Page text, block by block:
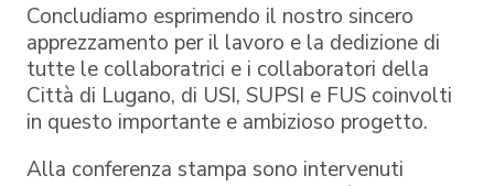
Concludiamo esprimendo il nostro sincero
apprezzamento per il lavoro e la dedizione di
tutte le collaboratrici e i collaboratori della
Città di Lugano, di USI, SUPSI e FUS coinvolti
in questo importante e ambizioso progetto.
Alla conferenza stampa sono intervenuti